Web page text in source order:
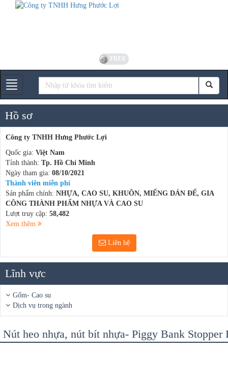
FREE
Gian hàng
Hồ sơ
Công ty TNHH Hưng Phước Lợi
Quốc gia: Việt Nam
Tỉnh thành: Tp. Hồ Chí Minh
Ngày tham gia: 08/10/2021
Thành viên miễn phí
Sản phẩm chính: NHỰA, CAO SU, KHUÔN, MIẾNG DÁN ĐẾ, GIA
CÔNG THÀNH PHẨM NHỰA VÀ CAO SU
Lượt truy cập: 58,482
Xem thêm
Liên hệ
Lĩnh vực
Gốm- Cao su
Dịch vụ trong ngành
Nút heo nhựa, nút bít nhựa- Piggy Bank Stopper